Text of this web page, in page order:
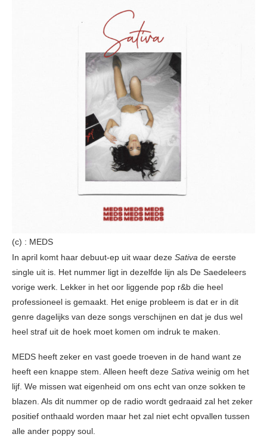
(c) : MEDS
In april komt haar debuut-ep uit waar deze Sativa de eerste
single uit is. Het nummer ligt in dezelfde lijn als De Saedeleers
vorige werk. Lekker in het oor liggende pop r&b die heel
professioneel is gemaakt. Het enige probleem is dat er in dit
genre dagelijks van deze songs verschijnen en dat je dus wel
heel straf uit de hoek moet komen om indruk te maken.
MEDS heeft zeker en vast goede troeven in de hand want ze
heeft een knappe stem. Alleen heeft deze Sativa weinig om het
lijf. We missen wat eigenheid om ons echt van onze sokken te
blazen. Als dit nummer op de radio wordt gedraaid zal het zeker
positief onthaald worden maar het zal niet echt opvallen tussen
alle ander poppy soul.